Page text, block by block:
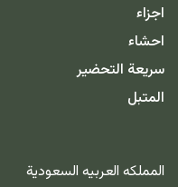
اجزاء
احشاء
سريعة التحضير
المتبل
المملكه العربيه السعودية